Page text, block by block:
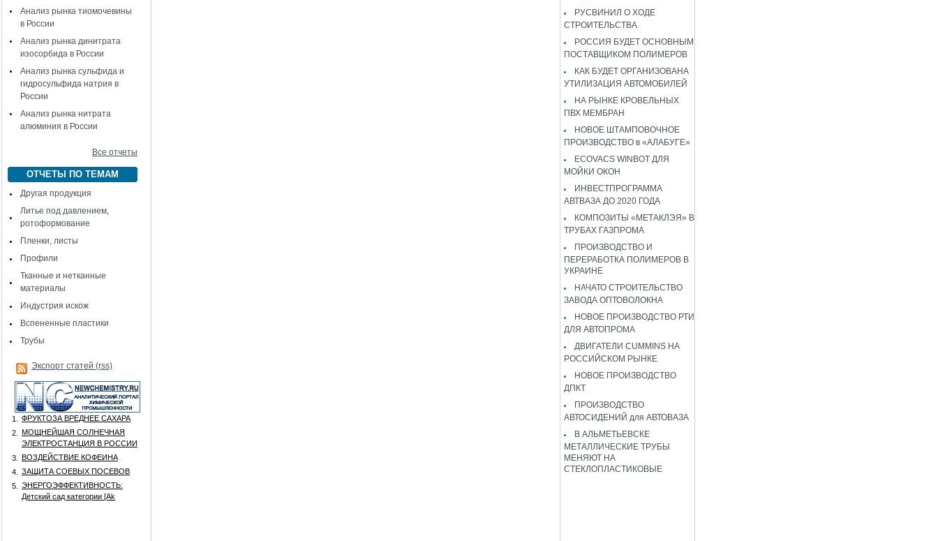
Анализ рынка тиомочевины
в России
Анализ рынка динитрата
изосорбида в России
Анализ рынка сульфида и
гидросульфида натрия в
России
Анализ рынка нитрата
алюминия в России
Все отчеты
ОТЧЕТЫ ПО ТЕМАМ
Другая продукция
Литье под давлением,
ротоформование
Пленки, листы
Профили
Тканные и нетканные
материалы
Индустрия искож
Вспененные пластики
Трубы
Экспорт статей (rss)
1.
ФРУКТОЗА ВРЕДНЕЕ САХАРА
2.
МОЩНЕЙШАЯ СОЛНЕЧНАЯ
ЭЛЕКТРОСТАНЦИЯ В РОССИИ
3.
ВОЗДЕЙСТВИЕ КОФЕИНА
4.
ЗАЩИТА СОЕВЫХ ПОСЕВОВ
5.
ЭНЕРГОЭФФЕКТИВНОСТЬ:
Детский сад категории [Аk
РУСВИНИЛ О ХОДЕ
СТРОИТЕЛЬСТВА
РОССИЯ БУДЕТ ОСНОВНЫМ
ПОСТАВЩИКОМ ПОЛИМЕРОВ
КАК БУДЕТ ОРГАНИЗОВАНА
УТИЛИЗАЦИЯ АВТОМОБИЛЕЙ
НА РЫНКЕ КРОВЕЛЬНЫХ
ПВХ МЕМБРАН
НОВОЕ ШТАМПОВОЧНОЕ
ПРОИЗВОДСТВО в «АЛАБУГЕ»
ECOVACS WINBOT ДЛЯ
МОЙКИ ОКОН
ИНВЕСТПРОГРАММА
АВТВАЗА ДО 2020 ГОДА
КОМПОЗИТЫ «МЕТАКЛЭЯ» В
ТРУБАХ ГАЗПРОМА
ПРОИЗВОДСТВО И
ПЕРЕРАБОТКА ПОЛИМЕРОВ В
УКРАИНЕ
НАЧАТО СТРОИТЕЛЬСТВО
ЗАВОДА ОПТОВОЛОКНА
НОВОЕ ПРОИЗВОДСТВО РТИ
ДЛЯ АВТОПРОМА
ДВИГАТЕЛИ CUMMINS НА
РОССИЙСКОМ РЫНКЕ
НОВОЕ ПРОИЗВОДСТВО
ДПКТ
ПРОИЗВОДСТВО
АВТОСИДЕНИЙ для АВТОВАЗА
В АЛЬМЕТЬЕВСКЕ
МЕТАЛЛИЧЕСКИЕ ТРУБЫ
МЕНЯЮТ НА
СТЕКЛОПЛАСТИКОВЫЕ